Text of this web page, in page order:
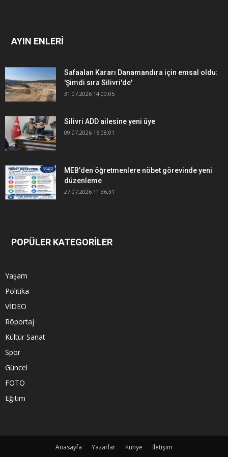
AYIN ENLERİ
Safaalan Kararı Danamandıra için emsal oldu:
'Şimdi sıra Silivri'de'
31.07.2026 14:00:05
Silivri ADD ailesine yeni üye
09.07.2026 16:08:01
MEB'den öğretmenlere nöbet görevinde yeni
düzenleme
27.07.2026 11:36:31
POPÜLER KATEGORİLER
Yaşam
Politika
VİDEO
Röportaj
Kültür Sanat
Spor
Güncel
FOTO
Eğitim
Anasayfa Yazarlar Künye
İletişim